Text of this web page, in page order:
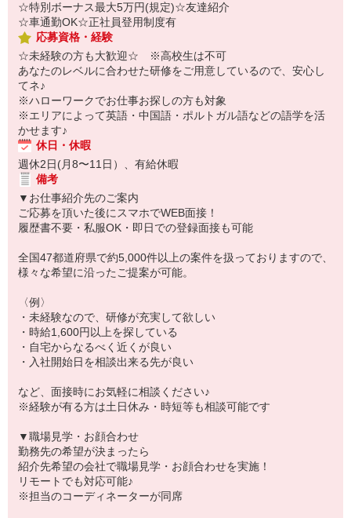
☆特別ボーナス最大5万円(規定)☆友達紹介
☆車通勤OK☆正社員登用制度有
応募資格・経験
☆未経験の方も大歓迎☆ ※高校生は不可
あなたのレベルに合わせた研修をご用意しているので、安心し
てネ♪
※ハローワークでお仕事お探しの方も対象
※エリアによって英語・中国語・ポルトガル語などの語学を活
かせます♪
休日・休暇
週休2日(月8〜11日）、有給休暇
備考
▼お仕事紹介先のご案内
ご応募を頂いた後にスマホでWEB面接！
履歴書不要・私服OK・即日での登録面接も可能
全国47都道府県で約5,000件以上の案件を扱っておりますので、
様々な希望に沿ったご提案が可能。
〈例〉
・未経験なので、研修が充実して欲しい
・時給1,600円以上を探している
・自宅からなるべく近くが良い
・入社開始日を相談出来る先が良い
など、面接時にお気軽に相談ください♪
※経験が有る方は土日休み・時短等も相談可能です
▼職場見学・お顔合わせ
勤務先の希望が決まったら
紹介先希望の会社で職場見学・お顔合わせを実施！
リモートでも対応可能♪
※担当のコーディネーターが同席